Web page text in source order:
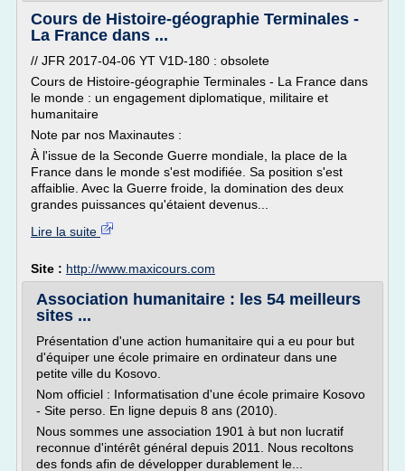
Cours de Histoire-géographie Terminales -
La France dans ...
// JFR 2017-04-06 YT V1D-180 : obsolete
Cours de Histoire-géographie Terminales - La France dans
le monde : un engagement diplomatique, militaire et
humanitaire
Note par nos Maxinautes :
À l'issue de la Seconde Guerre mondiale, la place de la
France dans le monde s'est modifiée. Sa position s'est
affaiblie. Avec la Guerre froide, la domination des deux
grandes puissances qu'étaient devenus...
Lire la suite
Site : http://www.maxicours.com
Association humanitaire : les 54 meilleurs
sites ...
Présentation d'une action humanitaire qui a eu pour but
d'équiper une école primaire en ordinateur dans une
petite ville du Kosovo.
Nom officiel : Informatisation d'une école primaire Kosovo
- Site perso. En ligne depuis 8 ans (2010).
Nous sommes une association 1901 à but non lucratif
reconnue d'intérêt général depuis 2011. Nous recoltons
des fonds afin de développer durablement le...